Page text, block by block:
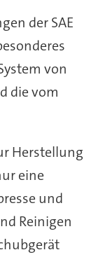
der SAE
von
die vom
Herstellung
eine
und
Reinigen